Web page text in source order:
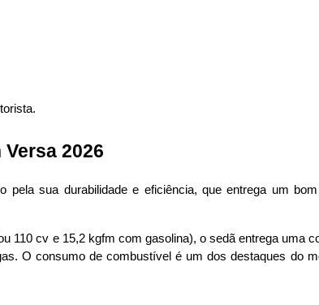
2026
sua durabilidade e eficiência, que entrega um
110 cv e 15,2 kgfm com gasolina), o sedã entrega uma
O consumo de combustível é um dos destaques do